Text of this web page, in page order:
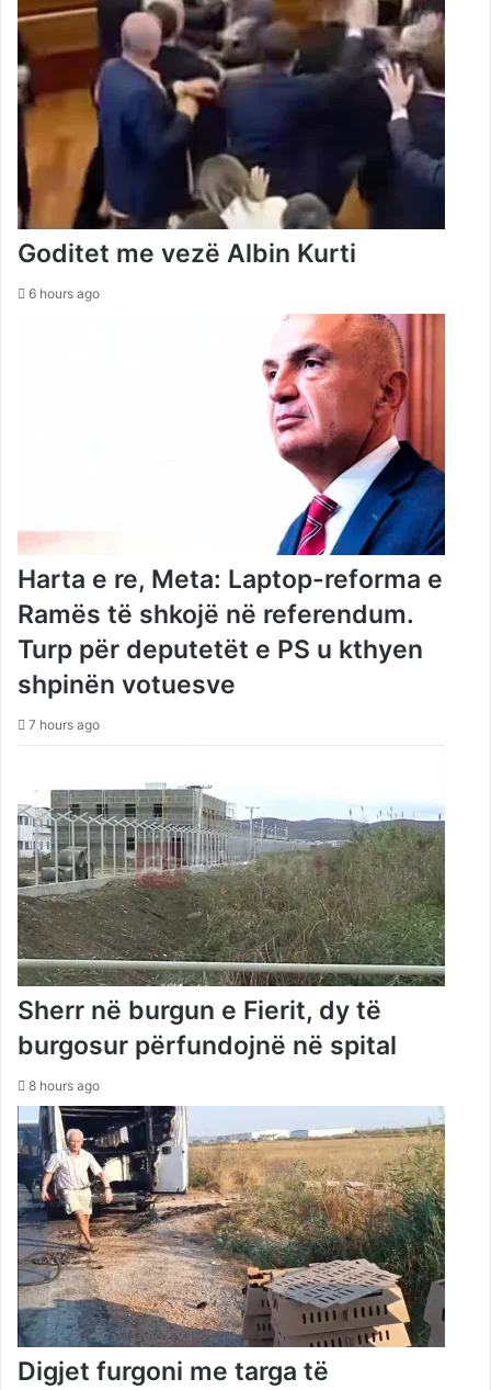
Goditet me vezë Albin Kurti
6 hours ago
Harta e re, Meta: Laptop-reforma e
Ramës të shkojë në referendum.
Turp për deputetët e PS u kthyen
shpinën votuesve
7 hours ago
Sherr në burgun e Fierit, dy të
burgosur përfundojnë në spital
8 hours ago
Digjet furgoni me targa të